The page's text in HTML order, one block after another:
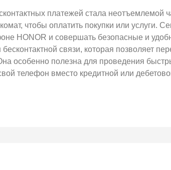
платежей стала
чтобы оплатить покупки или услуги.
HONOR и совершать безопасные и
бесконтактной связи, которая позволяет
особенно полезна для проведения
телефон вместо кредитной или